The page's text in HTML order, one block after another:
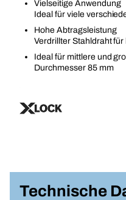
Vielseitige Anwendung
Ideal für viele
Hohe Abtragsleistung
Verdrillter Stahldraht
Ideal für mittlere und
Durchmesser 85 mm
Technische